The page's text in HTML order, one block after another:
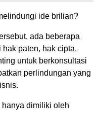
ide brilian?
ada beberapa
paten, hak cipta,
untuk berkonsultasi
perlindungan yang
dimiliki oleh